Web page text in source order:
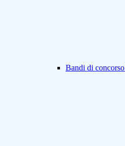
Bandi di concorso